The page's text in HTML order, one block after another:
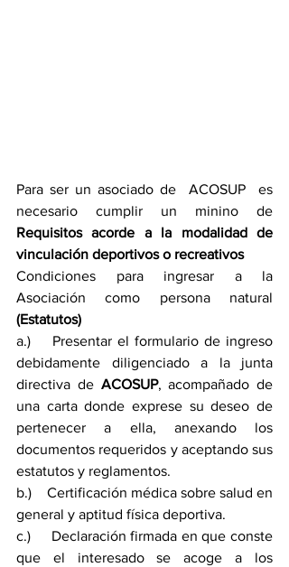
Para ser un asociado de  ACOSUP  es
Requisitos acorde a la modalidad de
vinculación deportivos o recreativos
Condiciones para ingresar a la
(Estatutos)
a.)    Presentar el formulario de ingreso
debidamente diligenciado a la junta
directiva de ACOSUP, acompañado de
una carta donde exprese su deseo de
pertenecer a ella, anexando los
documentos requeridos y aceptando sus
estatutos y reglamentos.
b.)    Certificación médica sobre salud en
general y aptitud física deportiva.
c.)     Declaración firmada en que conste
que el interesado se acoge a los